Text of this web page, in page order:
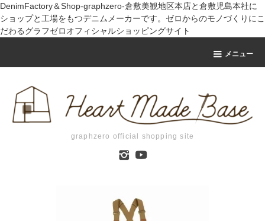
DenimFactory＆Shop-graphzero-倉敷美観地区本店と倉敷児島本社に
ショップと工場をもつデニムメーカーです。ゼロからのモノづくりにこ
だわるグラフゼロオフィシャルショッピングサイト
メニュー
graphzero official shopping site